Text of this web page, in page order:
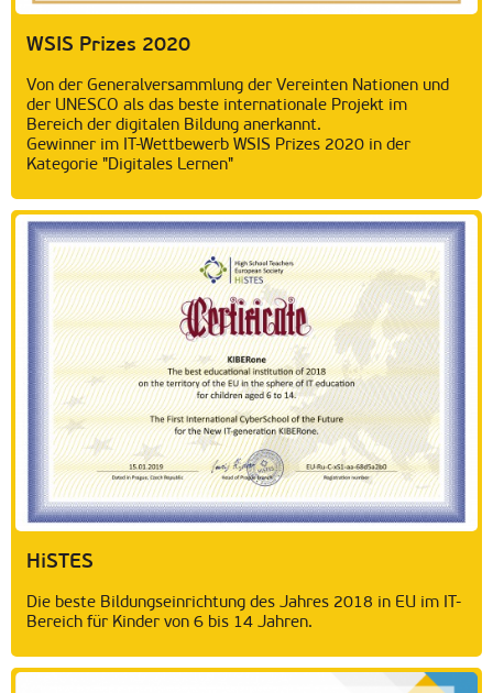
WSIS Prizes 2020
Von der Generalversammlung der Vereinten Nationen und
der UNESCO als das beste internationale Projekt im
Bereich der digitalen Bildung anerkannt.
Gewinner im IT-Wettbewerb WSIS Prizes 2020 in der
Kategorie "Digitales Lernen"
HiSTES
Die beste Bildungseinrichtung des Jahres 2018 in EU im IT-
Bereich für Kinder von 6 bis 14 Jahren.